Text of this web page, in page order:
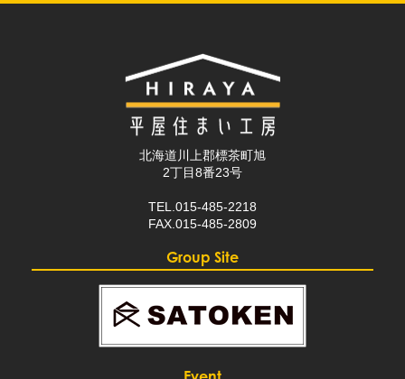
北海道川上郡標茶町旭
2丁目8番23号
TEL.015-485-2218
FAX.015-485-2809
Group Site